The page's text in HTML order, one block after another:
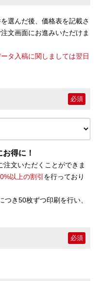
選んだ後、価格表を記載さ
文画面にお進みいただけま
タ入稿に関しましては翌日
必須
得に！
注文いただくことができま
以上の割引 を行っており
き50枚ずつ印刷を行い、
必須